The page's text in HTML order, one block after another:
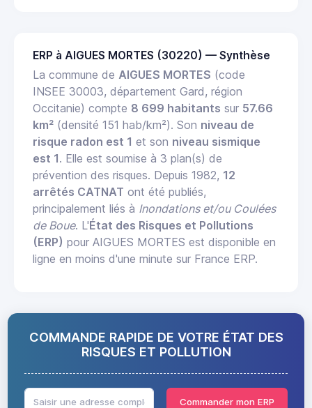
ERP à AIGUES MORTES (30220) — Synthèse
La commune de AIGUES MORTES (code
INSEE 30003, département Gard, région
Occitanie) compte 8 699 habitants sur 57.66
km² (densité 151 hab/km²). Son niveau de
risque radon est 1 et son niveau sismique
est 1. Elle est soumise à 3 plan(s) de
prévention des risques. Depuis 1982, 12
arrêtés CATNAT ont été publiés,
principalement liés à Inondations et/ou Coulées
de Boue. L'État des Risques et Pollutions
(ERP) pour AIGUES MORTES est disponible en
ligne en moins d'une minute sur France ERP.
COMMANDE RAPIDE DE VOTRE ÉTAT DES
RISQUES ET POLLUTION
Commander mon ERP